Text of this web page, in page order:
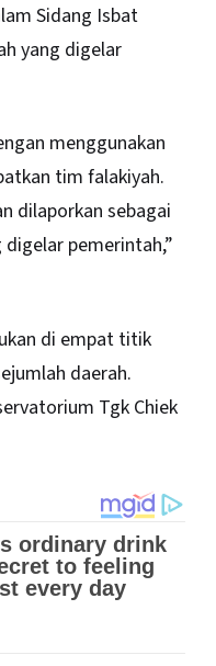
Sidang Isbat
yang digelar
menggunakan
tim falakiyah.
dilaporkan sebagai
pemerintah,”
di empat titik
daerah.
Tgk Chiek